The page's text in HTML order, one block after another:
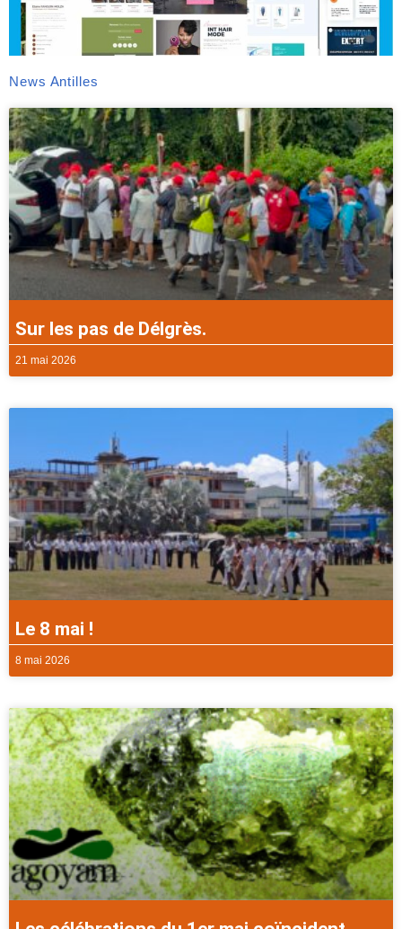
News Antilles
Sur les pas de Délgrès.
21 mai 2026
Le 8 mai !
8 mai 2026